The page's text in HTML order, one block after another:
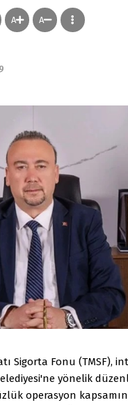
A A
Sigorta Fonu (TMSF),
yönelik
operasyon